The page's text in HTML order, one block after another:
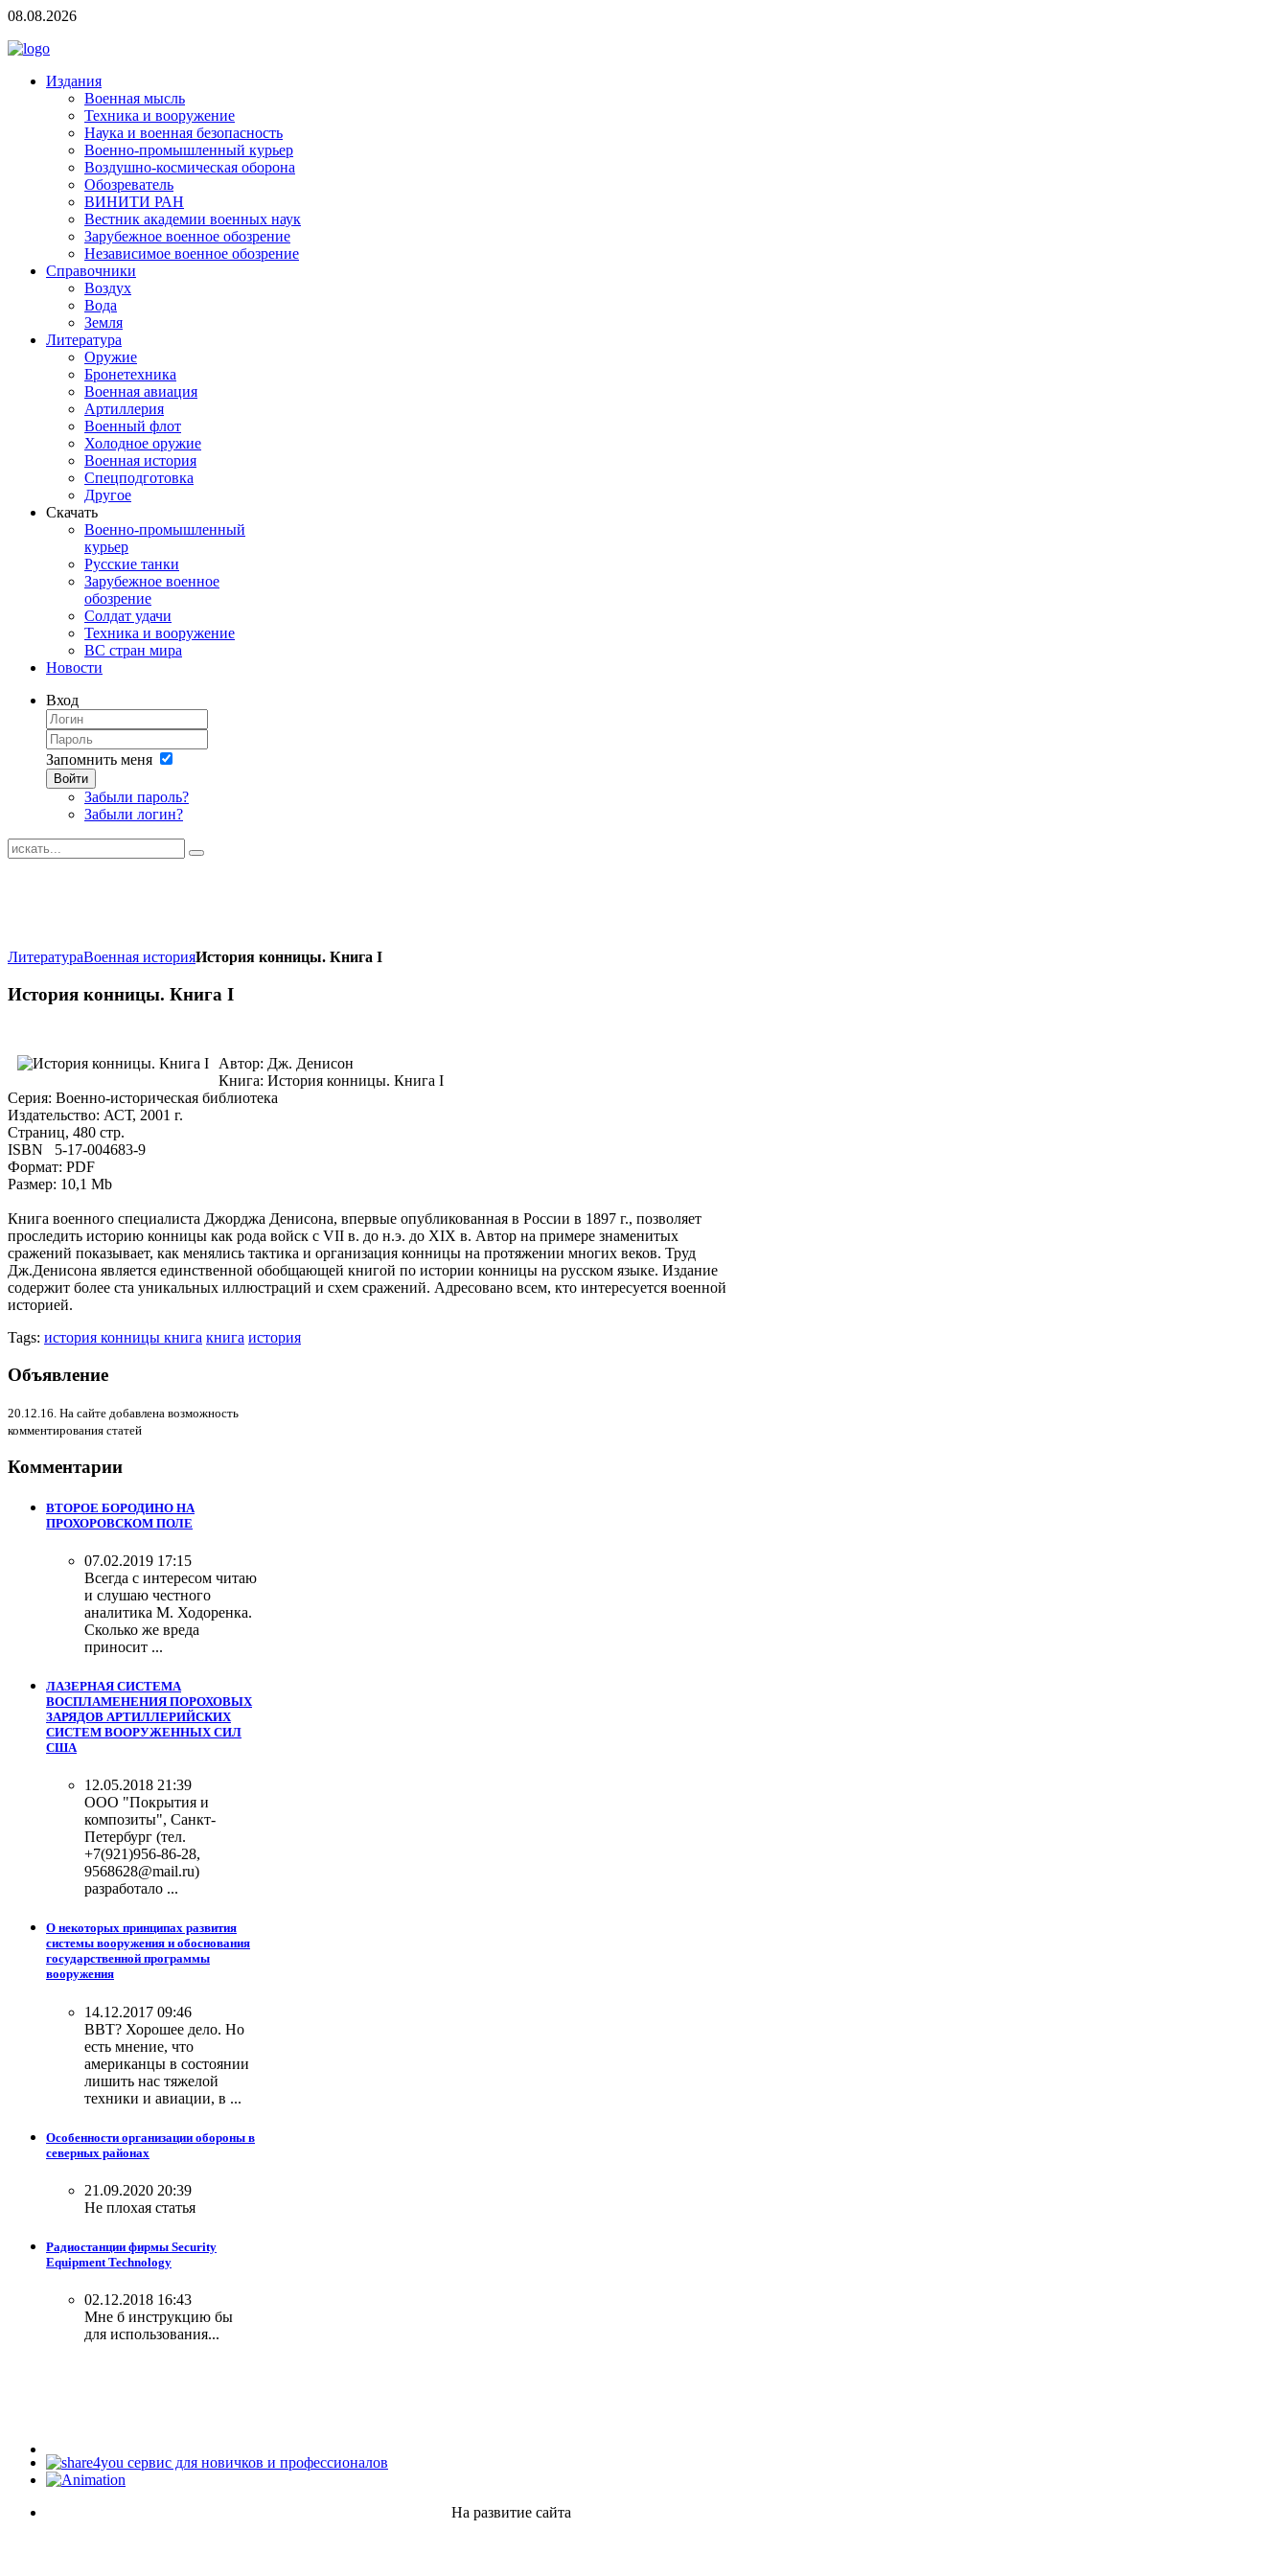
08.08.2026
Издания
Военная мысль
Техника и вооружение
Наука и военная безопасность
Военно-промышленный курьер
Воздушно-космическая оборона
Обозреватель
ВИНИТИ РАН
Вестник академии военных наук
Зарубежное военное обозрение
Независимое военное обозрение
Справочники
Воздух
Вода
Земля
Литература
Оружие
Бронетехника
Военная авиация
Артиллерия
Военный флот
Холодное оружие
Военная история
Спецподготовка
Другое
Скачать
Военно-промышленный
курьер
Русские танки
Зарубежное военное
обозрение
Солдат удачи
Техника и вооружение
ВС стран мира
Новости
Вход
Запомнить меня
Войти
Забыли пароль?
Забыли логин?
ЛитератураВоенная историяИстория конницы. Книга I
История конницы. Книга I
Автор: Дж. Денисон
Книга: История конницы. Книга I
Серия: Военно-историческая библиотека
Издательство: АСТ, 2001 г.
Страниц, 480 стр.
ISBN 5-17-004683-9
Формат: PDF
Размер: 10,1 Mb
Книга военного специалиста Джорджа Денисона, впервые опубликованная в России в 1897 г., позволяет
проследить историю конницы как рода войск с VII в. до н.э. до XIX в. Автор на примере знаменитых
сражений показывает, как менялись тактика и организация конницы на протяжении многих веков. Труд
Дж.Денисона является единственной обобщающей книгой по истории конницы на русском языке. Издание
содержит более ста уникальных иллюстраций и схем сражений. Адресовано всем, кто интересуется военной
историей.
Tags: история конницы книга книга история
Объявление
20.12.16. На сайте добавлена возможность
комментирования статей
Комментарии
ВТОРОЕ БОРОДИНО НА
ПРОХОРОВСКОМ ПОЛЕ
07.02.2019 17:15
Всегда с интересом читаю
и слушаю честного
аналитика М. Ходоренка.
Сколько же вреда
приносит ...
ЛАЗЕРНАЯ СИСТЕМА
ВОСПЛАМЕНЕНИЯ ПОРОХОВЫХ
ЗАРЯДОВ АРТИЛЛЕРИЙСКИХ
СИСТЕМ ВООРУЖЕННЫХ СИЛ
США
12.05.2018 21:39
ООО "Покрытия и
композиты", Санкт-
Петербург (тел.
+7(921)956-86-28,
9568628@mail.ru)
разработало ...
О некоторых принципах развития
системы вооружения и обоснования
государственной программы
вооружения
14.12.2017 09:46
ВВТ? Хорошее дело. Но
есть мнение, что
американцы в состоянии
лишить нас тяжелой
техники и авиации, в ...
Особенности организации обороны в
северных районах
21.09.2020 20:39
Не плохая статья
Радиостанции фирмы Security
Equipment Technology
02.12.2018 16:43
Мне б инструкцию бы
для использования...
На развитие сайта